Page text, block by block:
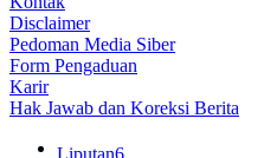
Disclaimer
Pedoman Media Siber
Form Pengaduan
Karir
Hak Jawab dan Koreksi Berita
Liputan6